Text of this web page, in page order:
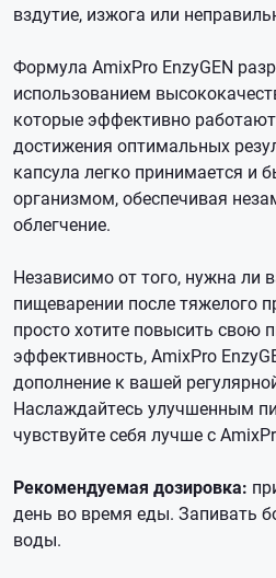
вздутие, изжога или
Формула AmixPro EnzyGEN
использованием
которые эффективно
достижения оптимальных
капсула легко принимается и
организмом, обеспечивая
облегчение.
Независимо от того, нужна ли
пищеварении после тяжелого
просто хотите повысить свою
эффективность, AmixPro
дополнение к вашей
Наслаждайтесь улучшенным
чувствуйте себя лучше с
Рекомендуемая дозировка:
день во время еды. Запивать
воды.